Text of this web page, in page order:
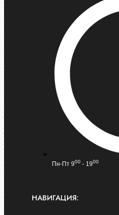
Пн-Пт 900 - 1900
НАВИГАЦИЯ: